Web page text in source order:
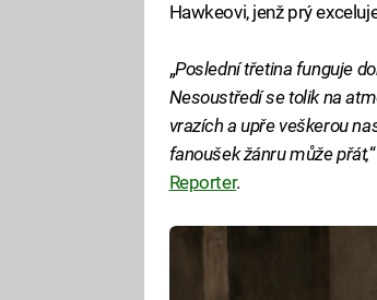
Hawkeovi, jenž prý
„Poslední třetina funguje
Nesoustředí se tolik na
vrazích a upře veškerou
fanoušek žánru může přát,
Reporter.